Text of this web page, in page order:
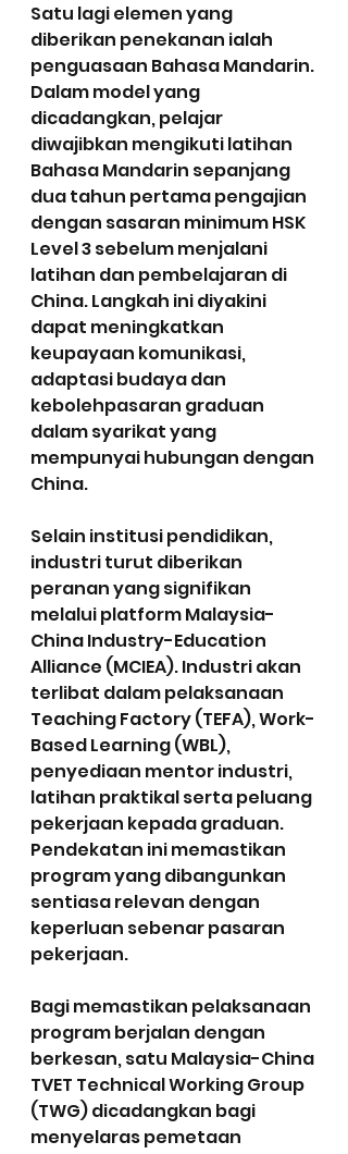
Satu lagi elemen yang
diberikan penekanan ialah
penguasaan Bahasa Mandarin.
Dalam model yang
dicadangkan, pelajar
diwajibkan mengikuti latihan
Bahasa Mandarin sepanjang
dua tahun pertama pengajian
dengan sasaran minimum HSK
Level 3 sebelum menjalani
latihan dan pembelajaran di
China. Langkah ini diyakini
dapat meningkatkan
keupayaan komunikasi,
adaptasi budaya dan
kebolehpasaran graduan
dalam syarikat yang
mempunyai hubungan dengan
China.
Selain institusi pendidikan,
industri turut diberikan
peranan yang signifikan
melalui platform Malaysia-
China Industry-Education
Alliance (MCIEA). Industri akan
terlibat dalam pelaksanaan
Teaching Factory (TEFA), Work-
Based Learning (WBL),
penyediaan mentor industri,
latihan praktikal serta peluang
pekerjaan kepada graduan.
Pendekatan ini memastikan
program yang dibangunkan
sentiasa relevan dengan
keperluan sebenar pasaran
pekerjaan.
Bagi memastikan pelaksanaan
program berjalan dengan
berkesan, satu Malaysia-China
TVET Technical Working Group
(TWG) dicadangkan bagi
menyelaras pemetaan